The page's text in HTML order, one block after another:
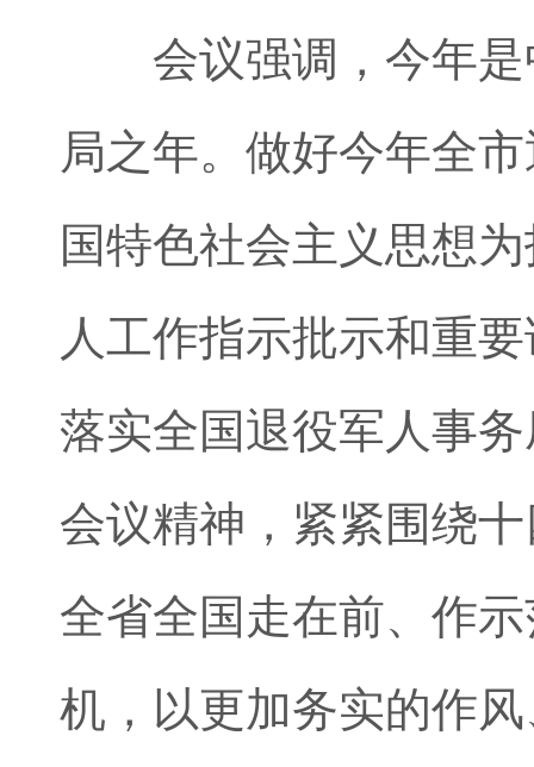
会议强调，今年是
局之年。做好今年全
国特色社会主义思想
人工作指示批示和重
落实全国退役军人事
会议精神，紧紧围绕
全省全国走在前、作
机，以更加务实的作